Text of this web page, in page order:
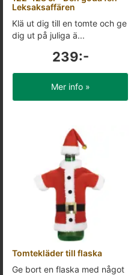
Leksaksaffären
Klä ut dig till en tomte och ge
dig ut på juliga ä...
239:-
Mer info »
Tomtekläder till flaska
Ge bort en flaska med något